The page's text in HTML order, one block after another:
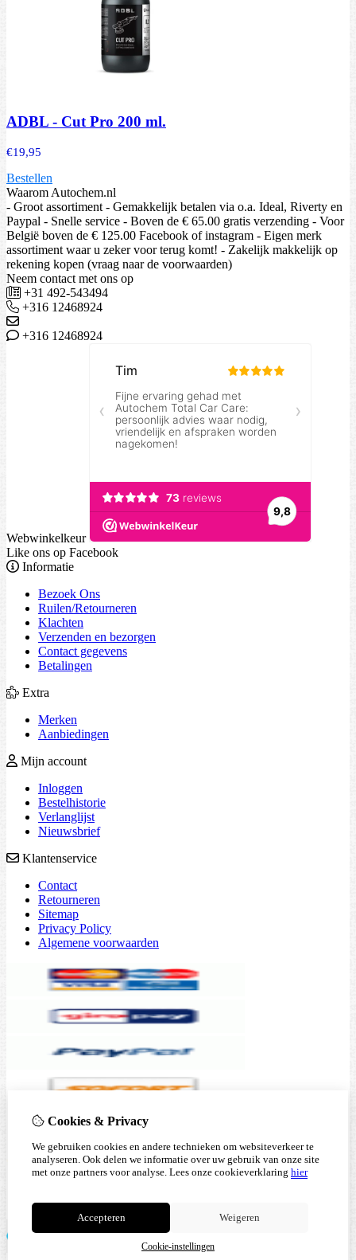
ADBL - Cut Pro 200 ml.
€19,95
Bestellen
Waarom Autochem.nl
- Groot assortiment - Gemakkelijk betalen via o.a. Ideal, Riverty en
Paypal - Snelle service - Boven de € 65.00 gratis verzending - Voor
België boven de € 125.00 Facebook of instagram - Eigen merk
assortiment waar u zeker voor terug komt! - Zakelijk makkelijk op
rekening kopen (vraag naar de voorwaarden)
Neem contact met ons op
+31 492-543494
+316 12468924
+316 12468924
Webwinkelkeur
Like ons op Facebook
Informatie
Bezoek Ons
Ruilen/Retourneren
Klachten
Verzenden en bezorgen
Contact gegevens
Betalingen
Extra
Merken
Aanbiedingen
Mijn account
Inloggen
Bestelhistorie
Verlanglijst
Nieuwsbrief
Klantenservice
Contact
Retourneren
Sitemap
Privacy Policy
Algemene voorwaarden
Cookies & Privacy
We gebruiken cookies en andere technieken om websiteverkeer te
analyseren. Ook delen we informatie over uw gebruik van onze site
met onze partners voor analyse. Lees onze cookieverklaring hier
Accepteren Weigeren
Cookie-instellingen